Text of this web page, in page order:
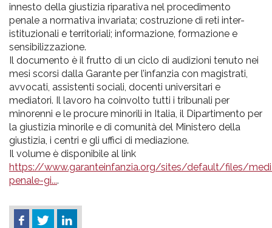
innesto della giustizia riparativa nel procedimento
penale a normativa invariata; costruzione di reti inter-
istituzionali e territoriali; informazione, formazione e
sensibilizzazione.
Il documento è il frutto di un ciclo di audizioni tenuto nei
mesi scorsi dalla Garante per l’infanzia con magistrati,
avvocati, assistenti sociali, docenti universitari e
mediatori. Il lavoro ha coinvolto tutti i tribunali per
minorenni e le procure minorili in Italia, il Dipartimento per
la giustizia minorile e di comunità del Ministero della
giustizia, i centri e gli uffici di mediazione.
Il volume è disponibile al link
https://www.garanteinfanzia.org/sites/default/files/
penale-gi....